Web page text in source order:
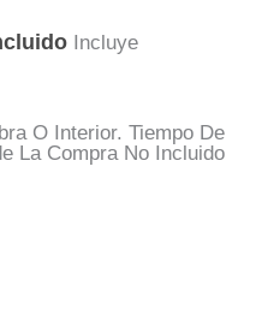
€
€
Incluye
O Interior. Tiempo De
La Compra No Incluido